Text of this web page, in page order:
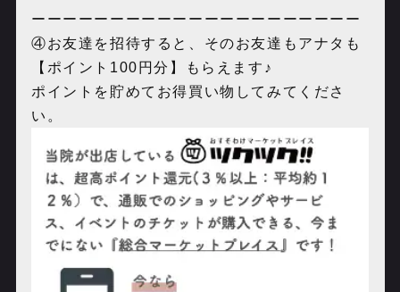
ーーーーーーーーーーーーーーーーーーーーー
④お友達を招待すると、そのお友達もアナタも
【ポイント100円分】もらえます♪
ポイントを貯めてお得買い物してみてくださ
い。